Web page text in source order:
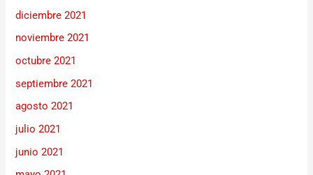
diciembre 2021
noviembre 2021
octubre 2021
septiembre 2021
agosto 2021
julio 2021
junio 2021